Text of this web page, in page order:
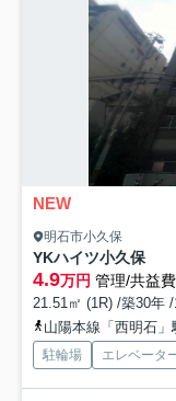
NEW
明石市小久保
YKハイツ小久保
4.9万円 管理/共益
21.51㎡ (1R) /築30年 /
山陽本線「西明石
駐輪場 エレベータ